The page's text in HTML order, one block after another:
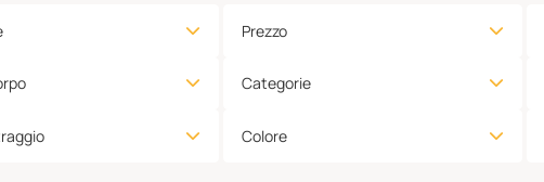
Prezzo
Categorie
Colore